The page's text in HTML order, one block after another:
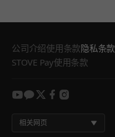
公司介绍使用条款隐私条款
STOVE Pay使用条款
youtube
kakao
twitter
facebook
instagram
相关网页